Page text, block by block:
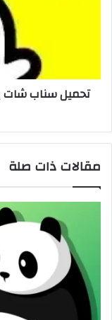
مقالات ذات صلة